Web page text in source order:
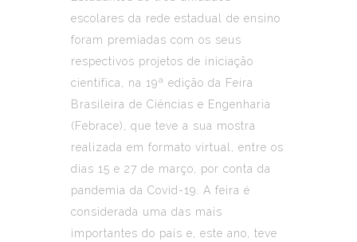
escolares da rede estadual de ensino
foram premiadas com os seus
respectivos projetos de iniciação
científica, na 19ª edição da Feira
Brasileira de Ciências e Engenharia
(Febrace), que teve a sua mostra
realizada em formato virtual, entre os
dias 15 e 27 de março, por conta da
pandemia da Covid-19. A feira é
considerada uma das mais
importantes do país e, este ano, teve